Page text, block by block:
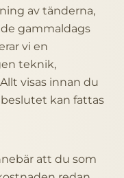
av tänderna,
gammaldags
vi en
teknik,
visas innan du
kan fattas
att du som